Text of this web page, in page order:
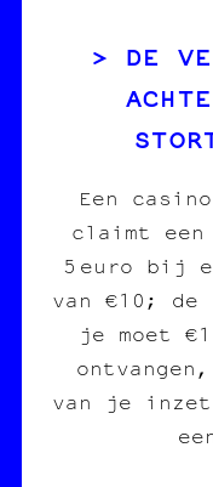
DE
Een
claimt een
5 euro bij
van €10;
je moet
van je